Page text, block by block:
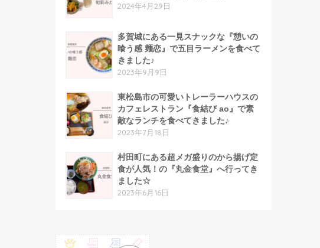
2024年4月29日
多賀城にある一見スナックな『憩いの
喰う感 麺恋』で五目ラーメンを食べて
きました♪
2023年9月9日
東松島市の可愛いトレーラーハウスの
カフェレストラン『食結び ao』で素
敵なランチを食べてきました♪
2023年7月18日
村田町にある超メガ盛りのから揚げ定
食が人気！の『丸金食堂』へ行ってき
ました☆
2023年6月16日